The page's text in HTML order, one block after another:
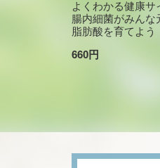
よくわかる健康サ
腸内細菌がみんな
脂肪酸を育てよう
660円